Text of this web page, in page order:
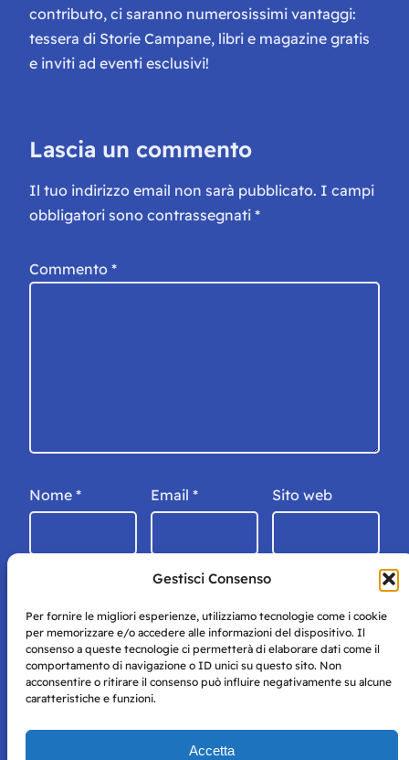
Gestisci Consenso
Per fornire le migliori esperienze, utilizziamo tecnologie come i cookie
per memorizzare e/o accedere alle informazioni del dispositivo. Il
consenso a queste tecnologie ci permetterà di elaborare dati come il
comportamento di navigazione o ID unici su questo sito. Non
acconsentire o ritirare il consenso può influire negativamente su alcune
caratteristiche e funzioni.
Accetta
contributo, ci saranno numerosissimi vantaggi:
tessera di Storie Campane, libri e magazine gratis
e inviti ad eventi esclusivi!
Lascia un commento
Il tuo indirizzo email non sarà pubblicato. I campi
obbligatori sono contrassegnati *
Commento *
Nome * Email * Sito web
Storie di Napoli è una testata registrata presso il tribunale di